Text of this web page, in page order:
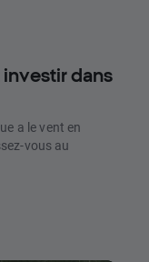
dans
a le vent en
vous au